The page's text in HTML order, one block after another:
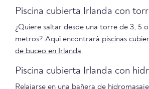
Piscina cubierta Irlanda con
¿Quiere saltar desde una torre de 3, 5 o
metros? Aquí encontrará piscinas
de buceo en Irlanda.
Piscina cubierta Irlanda con
Relajarse en una bañera de